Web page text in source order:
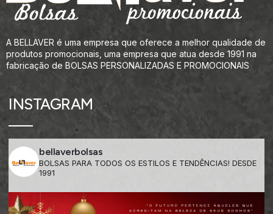
A BELLAVER é uma empresa que oferece a melhor qualidade de
produtos promocionais, uma empresa que atua desde 1991 na
fabricação de BOLSAS PERSONALIZADAS E PROMOCIONAIS
INSTAGRAM
bellaverbolsas
BOLSAS PARA TODOS OS ESTILOS E TENDÊNCIAS! DESDE
1991